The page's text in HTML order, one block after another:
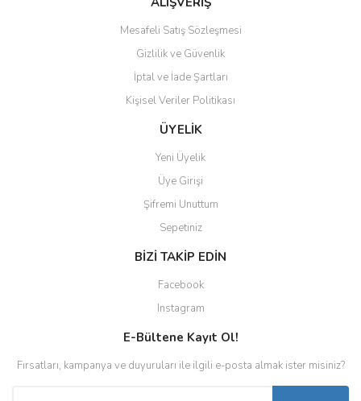
Mesafeli Satış Sözleşmesi
Gizlilik ve Güvenlik
İptal ve İade Şartları
Kişisel Veriler Politikası
ÜYELİK
Yeni Üyelik
Üye Girişi
Şifremi Unuttum
Sepetiniz
BİZİ TAKİP EDİN
Facebook
Instagram
E-Bültene Kayıt Ol!
Fırsatları, kampanya ve duyuruları ile ilgili e-posta almak ister misiniz?